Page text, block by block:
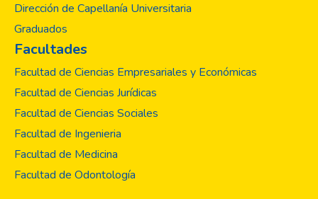
Dirección de Capellanía Universitaria
Graduados
Facultades
Facultad de Ciencias Empresariales y Económicas
Facultad de Ciencias Jurídicas
Facultad de Ciencias Sociales
Facultad de Ingenieria
Facultad de Medicina
Facultad de Odontología